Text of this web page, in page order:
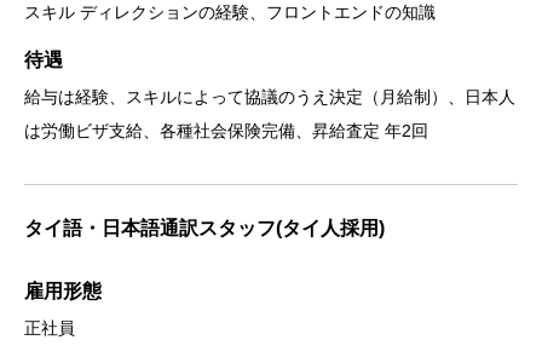
スキル ディレクションの経験、フロントエンドの知識
待遇
給与は経験、スキルによって協議のうえ決定（月給制）、日本人
は労働ビザ支給、各種社会保険完備、昇給査定 年2回
タイ語・日本語通訳スタッフ(タイ人採用)
雇用形態
正社員